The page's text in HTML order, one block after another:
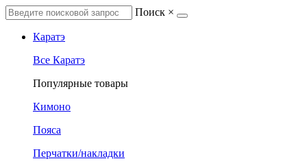
Поиск ×
Каратэ
Все Каратэ
Популярные товары
Кимоно
Пояса
Перчатки/накладки